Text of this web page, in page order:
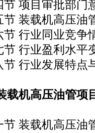
项目审批部门
装载机高压油
行业同业竞争
行业盈利水平
行业发展特点
载机高压油管项
装载机高压油